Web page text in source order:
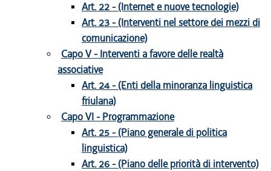
Art. 22 - (Internet e nuove tecnologie)
Art. 23 - (Interventi nel settore dei mezzi di
comunicazione)
Capo V - Interventi a favore delle realtà
associative
Art. 24 - (Enti della minoranza linguistica
friulana)
Capo VI - Programmazione
Art. 25 - (Piano generale di politica
linguistica)
Art. 26 - (Piano delle priorità di intervento)